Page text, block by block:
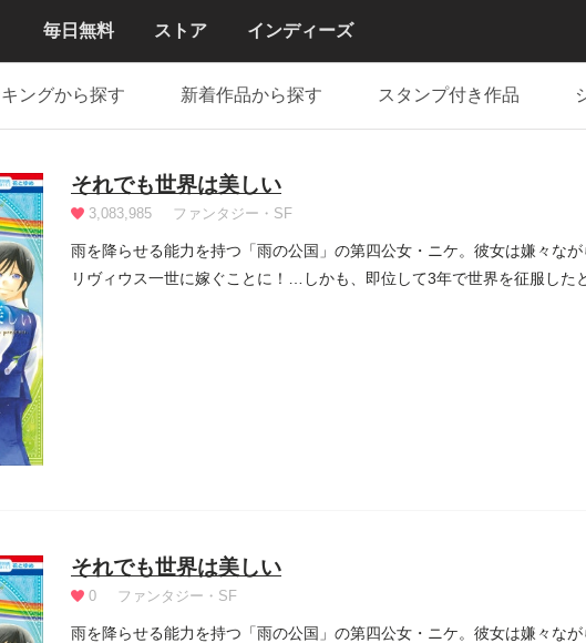
毎日無料 ストア インディーズ
ングから探す 新着作品から探す スタンプ付き作品
それでも世界は美しい
3,083,985 ファンタジー・SF
雨を降らせる能力を持つ「雨の公国」の第四公女・ニケ。彼女は嫌々な
リヴィウス一世に嫁ぐことに！…しかも、即位して3年で世界を征服した
それでも世界は美しい
0 ファンタジー・SF
雨を降らせる能力を持つ「雨の公国」の第四公女・ニケ。彼女は嫌々な